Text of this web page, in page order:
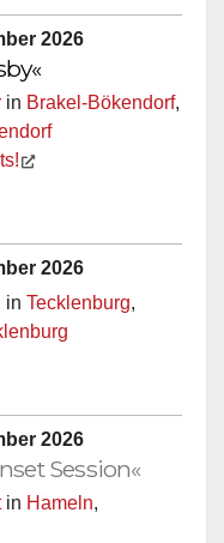
2026
in Brakel-Bökendorf,
2026
in Tecklenburg,
2026
Session«
in Hameln,